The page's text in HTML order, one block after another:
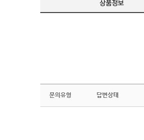
문의유형 답변상태